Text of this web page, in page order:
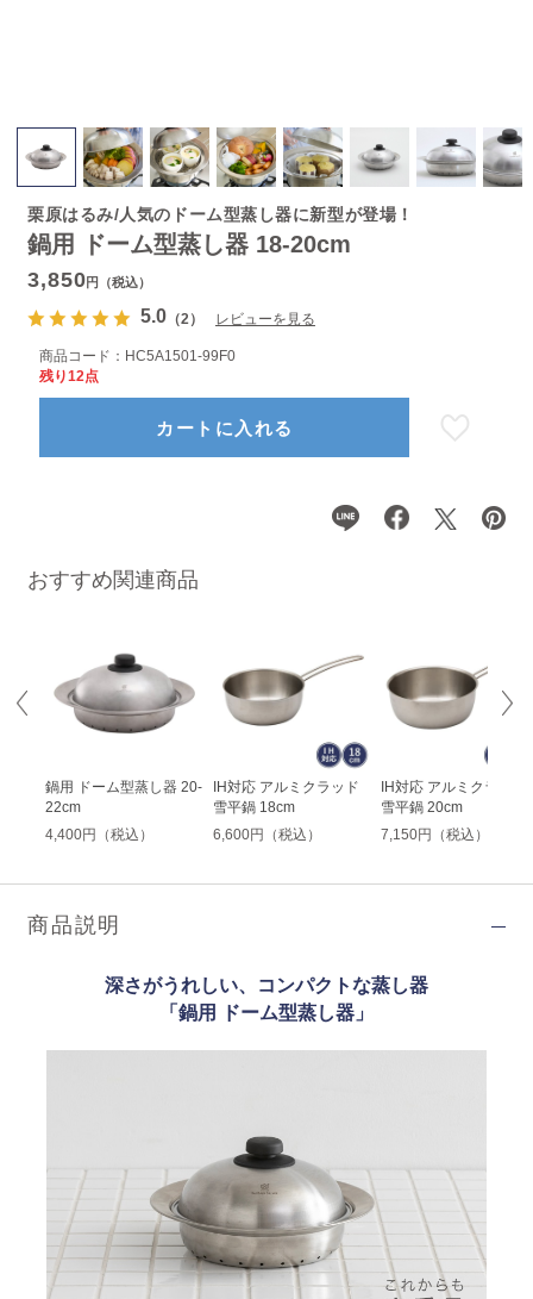
おすすめ関連商品
鍋用 ドーム型蒸し器 20-
22cm
4,400円（税込）
IH対応 アルミクラッド
雪平鍋 18cm
6,600円（税込）
IH対応 アルミクラッド
雪平鍋 20cm
7,150円（税込）
鍋用 ドーム型蒸し器 18-20cm
栗原はるみ/人気のドーム型蒸し器に新型が登場！
3,850円（税込）
5.0（2） レビューを見る
商品コード： HC5A1501-99F0
残り12点
カートに入れる
商品説明
深さがうれしい、コンパクトな蒸し器
「鍋用 ドーム型蒸し器」